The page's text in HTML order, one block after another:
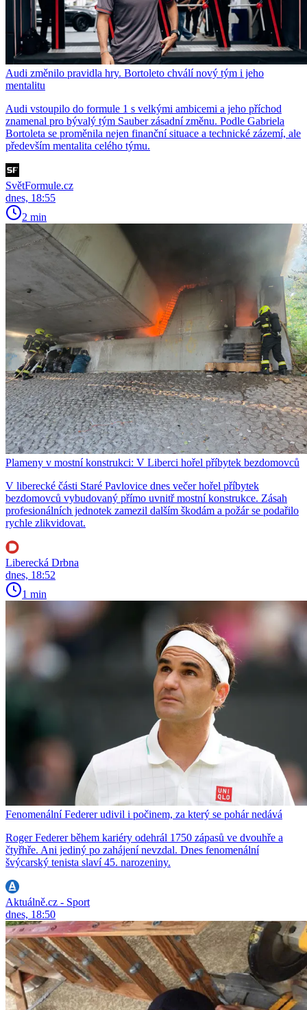
Audi změnilo pravidla hry. Bortoleto chválí nový tým i jeho
mentalitu
Audi vstoupilo do formule 1 s velkými ambicemi a jeho příchod
znamenal pro bývalý tým Sauber zásadní změnu. Podle Gabriela
Bortoleta se proměnila nejen finanční situace a technické zázemí, ale
především mentalita celého týmu.
SvětFormule.cz
dnes, 18:55
2 min
Plameny v mostní konstrukci: V Liberci hořel příbytek bezdomovců
V liberecké části Staré Pavlovice dnes večer hořel příbytek
bezdomovců vybudovaný přímo uvnitř mostní konstrukce. Zásah
profesionálních jednotek zamezil dalším škodám a požár se podařilo
rychle zlikvidovat.
Liberecká Drbna
dnes, 18:52
1 min
Fenomenální Federer udivil i počinem, za který se pohár nedává
Roger Federer během kariéry odehrál 1750 zápasů ve dvouhře a
čtyřhře. Ani jediný po zahájení nevzdal. Dnes fenomenální
švýcarský tenista slaví 45. narozeniny.
Aktuálně.cz - Sport
dnes, 18:50